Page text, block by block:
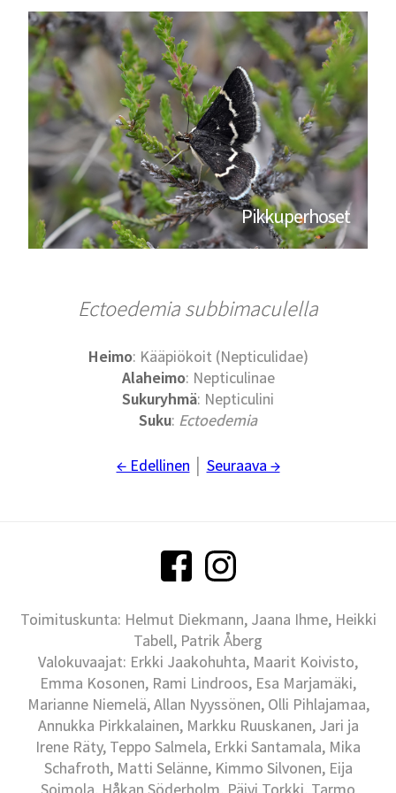
Pikkuperhoset
Ectoedemia subbimaculella
Heimo: Kääpiökoit (Nepticulidae)
Alaheimo: Nepticulinae
Sukuryhmä: Nepticulini
Suku: Ectoedemia
← Edellinen Seuraava →
Toimituskunta: Helmut Diekmann, Jaana Ihme, Heikki
Tabell, Patrik Åberg
Valokuvaajat: Erkki Jaakohuhta, Maarit Koivisto,
Emma Kosonen, Rami Lindroos, Esa Marjamäki,
Marianne Niemelä, Allan Nyyssönen, Olli Pihlajamaa,
Annukka Pirkkalainen, Markku Ruuskanen, Jari ja
Irene Räty, Teppo Salmela, Erkki Santamala, Mika
Schafroth, Matti Selänne, Kimmo Silvonen, Eija